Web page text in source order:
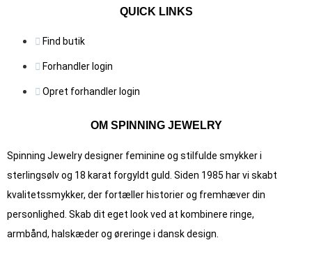
QUICK LINKS
Find butik
Forhandler login
Opret forhandler login
OM SPINNING JEWELRY
Spinning Jewelry designer feminine og stilfulde smykker i
sterlingsølv og 18 karat forgyldt guld. Siden 1985 har vi skabt
kvalitets­smykker, der fortæller historier og fremhæver din
personlighed. Skab dit eget look ved at kombinere ringe,
armbånd, halskæder og øreringe i dansk design.